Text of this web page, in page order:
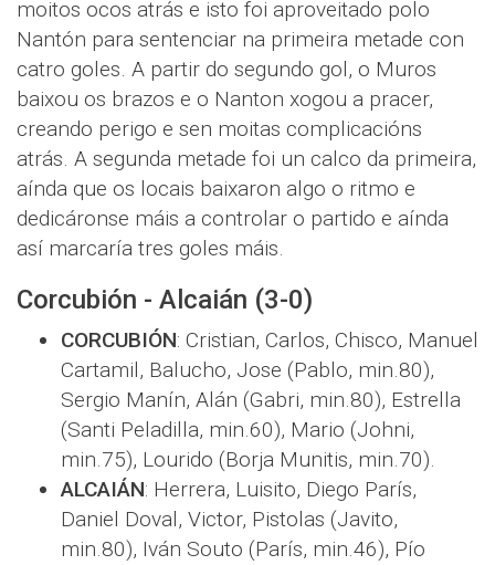
moitos ocos atrás e isto foi aproveitado polo
Nantón para sentenciar na primeira metade con
catro goles. A partir do segundo gol, o Muros
baixou os brazos e o Nanton xogou a pracer,
creando perigo e sen moitas complicacións
atrás. A segunda metade foi un calco da primeira,
aínda que os locais baixaron algo o ritmo e
dedicáronse máis a controlar o partido e aínda
así marcaría tres goles máis.
Corcubión - Alcaián (3-0)
CORCUBIÓN: Cristian, Carlos, Chisco, Manuel
Cartamil, Balucho, Jose (Pablo, min.80),
Sergio Manín, Alán (Gabri, min.80), Estrella
(Santi Peladilla, min.60), Mario (Johni,
min.75), Lourido (Borja Munitis, min.70).
ALCAIÁN: Herrera, Luisito, Diego París,
Daniel Doval, Victor, Pistolas (Javito,
min.80), Iván Souto (París, min.46), Pío